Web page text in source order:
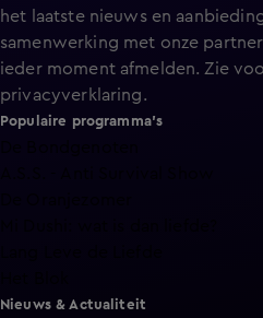
het laatste nieuws en
samenwerking met onze
ieder moment afmelden. Zie
privacyverklaring.
Populaire programma's
Nieuws & Actualiteit